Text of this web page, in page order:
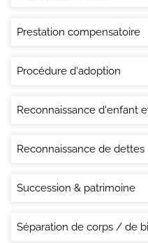
Prestation compensatoire
Procédure d'adoption
Reconnaissance d'enfant
Reconnaissance de dettes
Succession & patrimoine
Séparation de corps / de